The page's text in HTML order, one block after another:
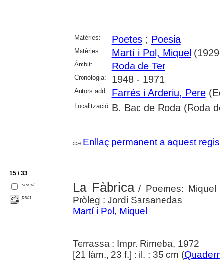
Matèries: Poetes; Poesia
Matèries: Martí i Pol, Miquel
Àmbit: Roda de Ter
Cronologia: 1948 - 1971
Autors add.: Farrés i Arderiu, Pere
Localització: B. Bac de Roda (Roda
Enllaç permanent a aquest
15 / 33
select
print
La Fàbrica/ Poemes: Miquel
Pròleg : Jordi Sarsanedas
Martí i Pol, Miquel
Terrassa : Impr. Rimeba, 1972
[21 làm., 23 f.] : il. ; 35 cm (